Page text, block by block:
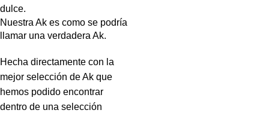
dulce.
Nuestra Ak es como se podría
llamar una verdadera Ak.
Hecha directamente con la
mejor selección de Ak que
hemos podido encontrar
dentro de una selección